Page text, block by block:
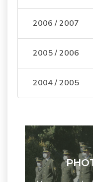
2006 / 2007
2005 / 2006
2004 / 2005